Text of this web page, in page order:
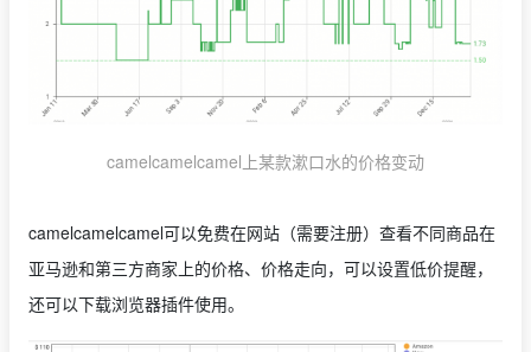
camelcamelcamel上某款漱口水的价格变动
camelcamelcamel可以免费在网站（需要注册）查看不同商品在
亚马逊和第三方商家上的价格、价格走向，可以设置低价提醒，
还可以下载浏览器插件使用。